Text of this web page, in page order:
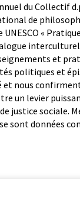
du Collectif
de
«
et
politiques et
nous
un levier
justice sociale.
sont données